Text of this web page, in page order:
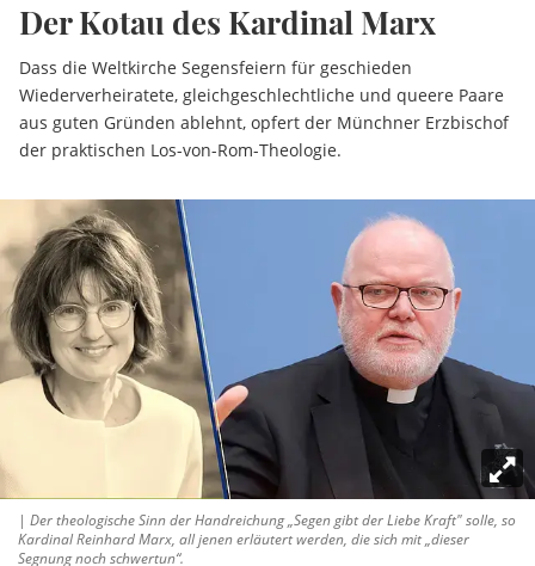
Der Kotau des Kardinal Marx
Dass die Weltkirche Segensfeiern für geschieden
Wiederverheiratete, gleichgeschlechtliche und queere Paare
aus guten Gründen ablehnt, opfert der Münchner Erzbischof
der praktischen Los-von-Rom-Theologie.
| Der theologische Sinn der Handreichung „Segen gibt der Liebe Kraft" solle, so
Kardinal Reinhard Marx, all jenen erläutert werden, die sich mit „dieser
Segnung noch schwertun“.